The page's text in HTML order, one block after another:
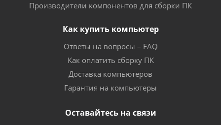
Производители компонентов для сборки ПК
Как купить компьютер
Ответы на вопросы – FAQ
Как оплатить сборку ПК
Доставка компьютеров
Гарантия на компьютеры
Оставайтесь на связи